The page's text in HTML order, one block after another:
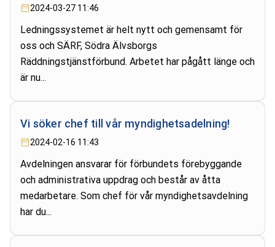
2024-03-27 11:46
Ledningssystemet är helt nytt och gemensamt för
oss och SÄRF, Södra Älvsborgs
Räddningstjänstförbund. Arbetet har pågått länge och
är nu...
Vi söker chef till vår myndighetsadelning!
2024-02-16 11:43
Avdelningen ansvarar för förbundets förebyggande
och administrativa uppdrag och består av åtta
medarbetare. Som chef för vår myndighetsavdelning
har du...